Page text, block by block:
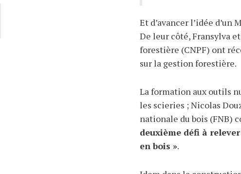
Et d’avancer l’idée d’un
De leur côté, Fransylva
forestière (CNPF) ont
sur la gestion forestière.
La formation aux outils
les scieries ; Nicolas
nationale du bois (FNB)
deuxième défi à
en bois ».